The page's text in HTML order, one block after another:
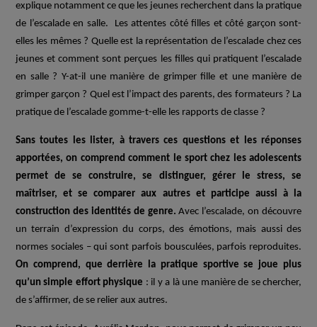
explique notamment ce que les jeunes recherchent dans la pratique
de l’escalade en salle. Les attentes côté filles et côté garçon sont-
elles les mêmes ? Quelle est la représentation de l’escalade chez ces
jeunes et comment sont perçues les filles qui pratiquent l’escalade
en salle ? Y-at-il une manière de grimper fille et une manière de
grimper garçon ? Quel est l’impact des parents, des formateurs ? La
pratique de l’escalade gomme-t-elle les rapports de classe ?
Sans toutes les lister, à travers ces questions et les réponses
apportées, on comprend comment le sport chez les adolescents
permet de se construire, se distinguer, gérer le stress, se
maîtriser, et se comparer aux autres et participe aussi à la
construction des identités de genre. Avec l’escalade, on découvre
un terrain d’expression du corps, des émotions, mais aussi des
normes sociales – qui sont parfois bousculées, parfois reproduites.
On comprend, que derrière la pratique sportive se joue plus
qu’un simple effort physique : il y a là une manière de se chercher,
de s’affirmer, de se relier aux autres.